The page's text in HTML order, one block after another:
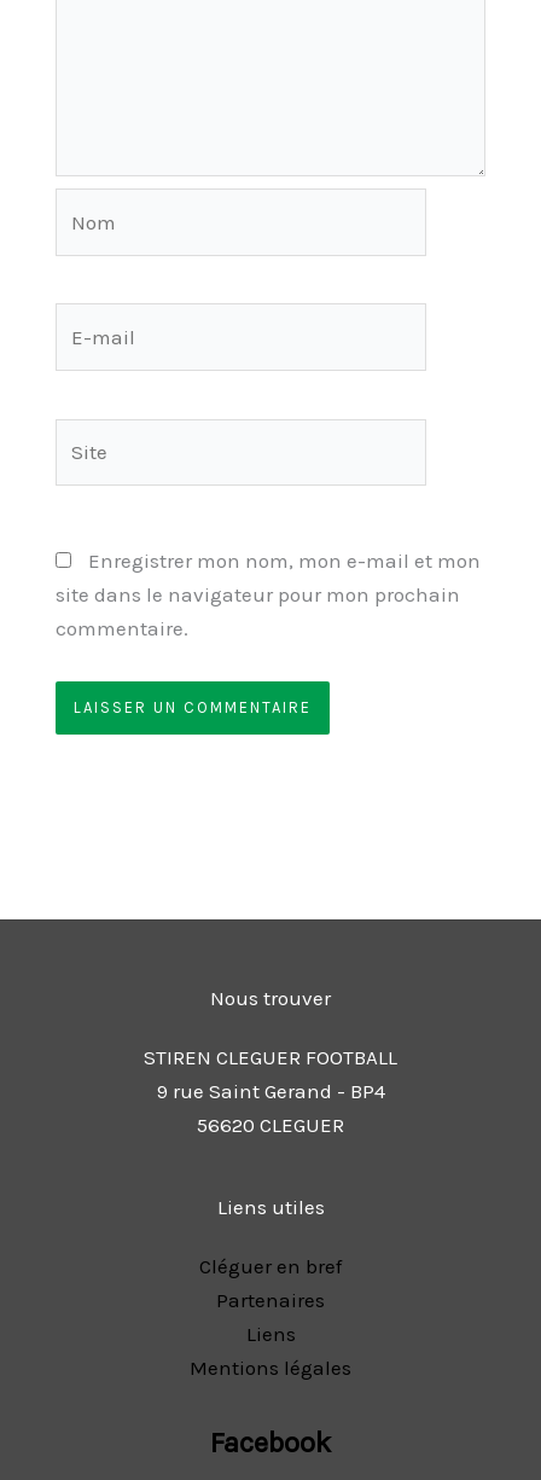
Enregistrer mon nom, mon e-mail et mon
site dans le navigateur pour mon prochain
commentaire.
Nous trouver
STIREN CLEGUER FOOTBALL
9 rue Saint Gerand - BP4
56620 CLEGUER
Liens utiles
Cléguer en bref
Partenaires
Liens
Mentions légales
Facebook